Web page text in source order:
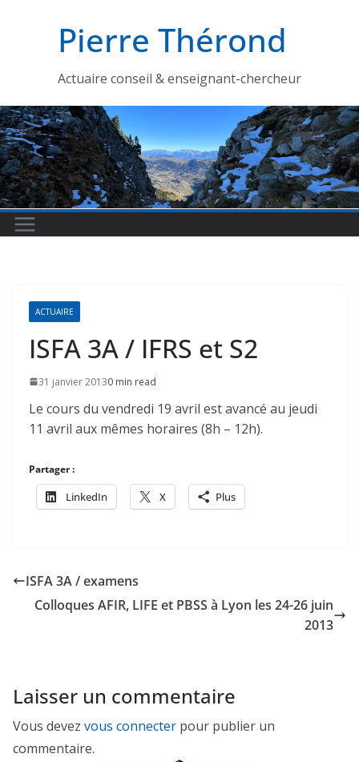
Pierre Thérond
Actuaire conseil & enseignant-chercheur
ACTUAIRE
ISFA 3A / IFRS et S2
31 janvier 20130 min read
Le cours du vendredi 19 avril est avancé au jeudi
11 avril aux mêmes horaires (8h – 12h).
Partager :
LinkedIn X Plus
ISFA 3A / examens
Colloques AFIR, LIFE et PBSS à Lyon les 24-26 juin
2013
Laisser un commentaire
Vous devez vous connecter pour publier un
commentaire.